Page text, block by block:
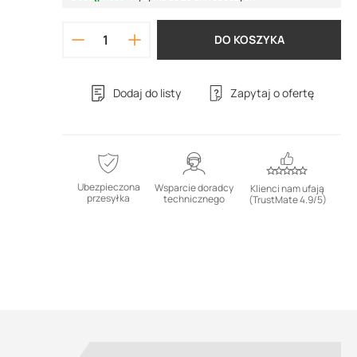
DO KOSZYKA
Dodaj do listy Zapytaj o ofertę
Ubezpieczona
przesyłka
Wsparcie doradcy
technicznego
Klienci nam ufają
(TrustMate 4.9/5)